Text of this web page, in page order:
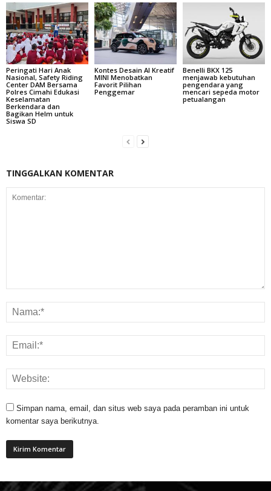
Peringati Hari Anak
Nasional, Safety Riding
Center DAM Bersama
Polres Cimahi Edukasi
Keselamatan
Berkendara dan
Bagikan Helm untuk
Siswa SD
Kontes Desain AI Kreatif
MINI Menobatkan
Favorit Pilihan
Penggemar
Benelli BKX 125
menjawab kebutuhan
pengendara yang
mencari sepeda motor
petualangan
TINGGALKAN KOMENTAR
Simpan nama, email, dan situs web saya pada peramban ini untuk
komentar saya berikutnya.